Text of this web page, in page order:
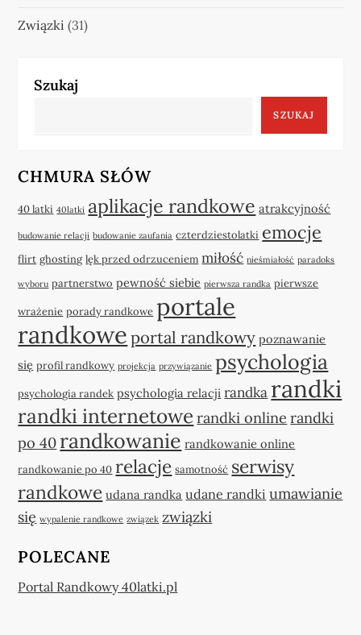
Związki (31)
Szukaj
SZUKAJ
CHMURA SŁÓW
40 latki 40latki aplikacje randkowe atrakcyjność
budowanie relacji budowanie zaufania czterdziestolatki emocje
flirt ghosting lęk przed odrzuceniem miłość nieśmiałość paradoks
wyboru partnerstwo pewność siebie pierwsza randka pierwsze
wrażenie porady randkowe portale
randkowe portal randkowy poznawanie
się profil randkowy projekcja przywiązanie psychologia
psychologia randek psychologia relacji randka randki
randki internetowe randki online randki
po 40 randkowanie randkowanie online
randkowanie po 40 relacje samotność serwisy
randkowe udana randka udane randki umawianie
się wypalenie randkowe związek związki
POLECANE
Portal Randkowy 40latki.pl